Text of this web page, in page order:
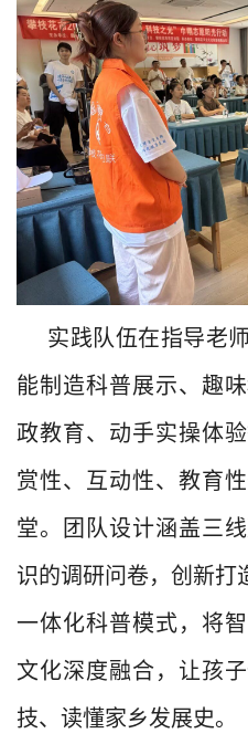
实践队伍在指导老
能制造科普展示、趣
政教育、动手实操体
赏性、互动性、教育
堂。
团队设计涵盖三
识的调研问卷， 创新打
一体化科普模式， 将
文化深度融合， 让孩
技、读懂家乡发展史。